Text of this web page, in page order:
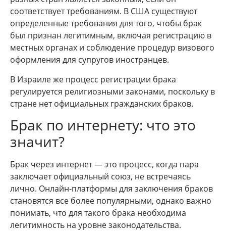
соответствует требованиям. В США существуют
определенные требования для того, чтобы брак
был признан легитимным, включая регистрацию в
местных органах и соблюдение процедур визового
оформления для супругов иностранцев.
В Израиле же процесс регистрации брака
регулируется религиозными законами, поскольку в
стране нет официальных гражданских браков.
Брак по интернету: что это
значит?
Брак через интернет — это процесс, когда пара
заключает официальный союз, не встречаясь
лично. Онлайн-платформы для заключения браков
становятся все более популярными, однако важно
понимать, что для такого брака необходима
легитимность на уровне законодательства.